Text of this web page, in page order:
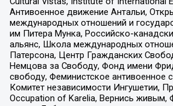
Антивоенное движение Антальи,
международных отношений и
им Питера Мунка, Российско-
альянс, Школа международных
Патерсона, Центр Гражданских
Немцова за Свободу, Фонд имени
свободу, Феминистское антивоенное
Комитет независимости Ингушетии,
Occupation of Karelia, Вернись